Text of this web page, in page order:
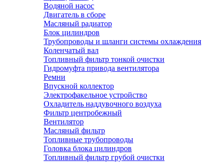
Водяной насос
Двигатель в сборе
Масляный радиатор
Блок цилиндров
Трубопроводы и шланги системы охлаждения
Коленчатый вал
Топливный фильтр тонкой очистки
Гидромуфта привода вентилятора
Ремни
Впускной коллектор
Электрофакельное устройство
Охладитель наддувочного воздуха
Фильтр центробежный
Вентилятор
Масляный фильтр
Топливные трубопроводы
Головка блока цилиндров
Топливный фильтр грубой очистки